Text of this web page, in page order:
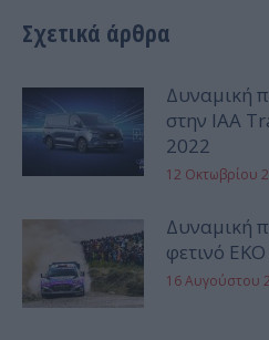
Σχετικά άρθρα
Δυναμική
στην IAA
2022
12 Οκτωβρίου
Δυναμική
φετινό
16 Αυγούστου